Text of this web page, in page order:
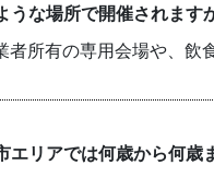
うな場所で開催されます
者所有の専用会場や、飲
エリアでは何歳から何歳